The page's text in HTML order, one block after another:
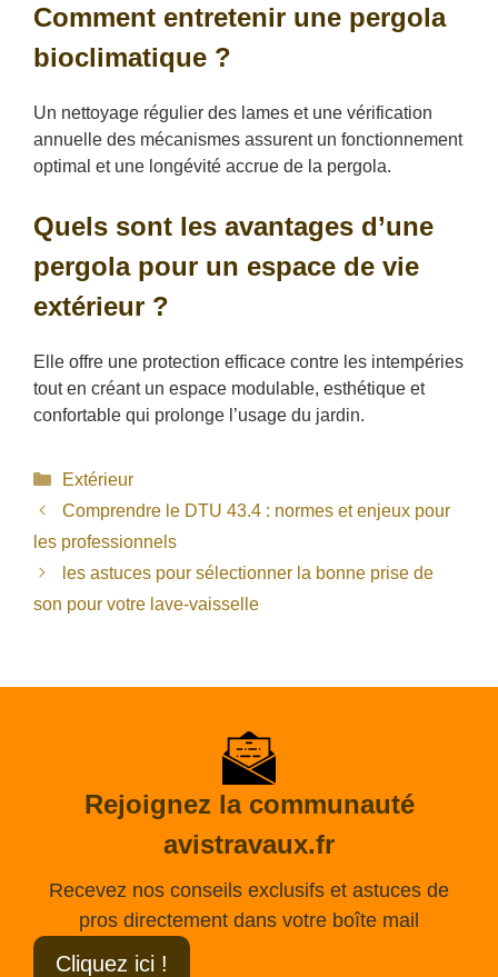
Comment entretenir une pergola
bioclimatique ?
Un nettoyage régulier des lames et une vérification
annuelle des mécanismes assurent un fonctionnement
optimal et une longévité accrue de la pergola.
Quels sont les avantages d’une
pergola pour un espace de vie
extérieur ?
Elle offre une protection efficace contre les intempéries
tout en créant un espace modulable, esthétique et
confortable qui prolonge l’usage du jardin.
Catégories
Extérieur
Comprendre le DTU 43.4 : normes et enjeux pour
les professionnels
les astuces pour sélectionner la bonne prise de
son pour votre lave-vaisselle
Rejoignez la communauté
avistravaux.fr
Recevez nos conseils exclusifs et astuces de
pros directement dans votre boîte mail
Cliquez ici !